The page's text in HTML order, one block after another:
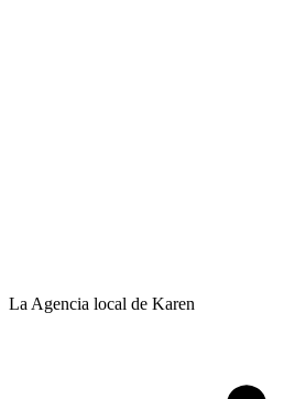
La Agencia local de Karen